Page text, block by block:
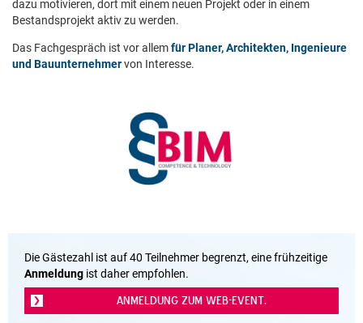
dazu motivieren, dort mit einem neuen Projekt oder in einem
Bestandsprojekt aktiv zu werden.
Das Fachgespräch ist vor allemfür Planer, Architekten, Ingenieure
und Bauunternehmervon Interesse.
Die Gästezahl ist auf 40 Teilnehmer begrenzt, eine frühzeitige
Anmeldung ist daher empfohlen.
ANMELDUNG ZUM WEB-EVENT.